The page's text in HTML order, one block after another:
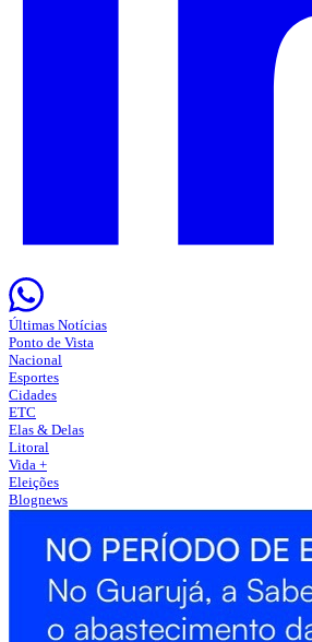
Últimas Notícias
Ponto de Vista
Nacional
Esportes
Cidades
ETC
Elas & Delas
Litoral
Vida +
Eleições
Blognews